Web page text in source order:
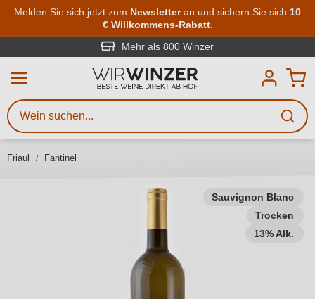
Zum Hauptinhalt springen
Melden Sie sich jetzt zum Newsletteran und sichern Sie sich 10
€ Willkommens-Rabatt.
Mehr als 800 Winzer
Friaul Fantinel
Sauvignon Blanc
Trocken
13% Alk.
Weinsuche
Mindestens 3 Zeichen eingeben
Beschreiben Sie, welchen Wein
Sie suchen – ob nach Geschmack,